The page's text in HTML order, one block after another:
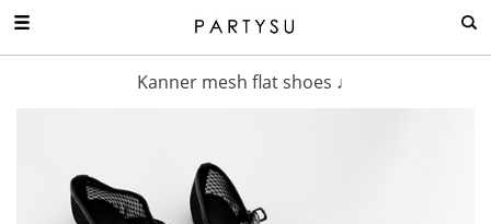
Kanner mesh flat shoes ♩